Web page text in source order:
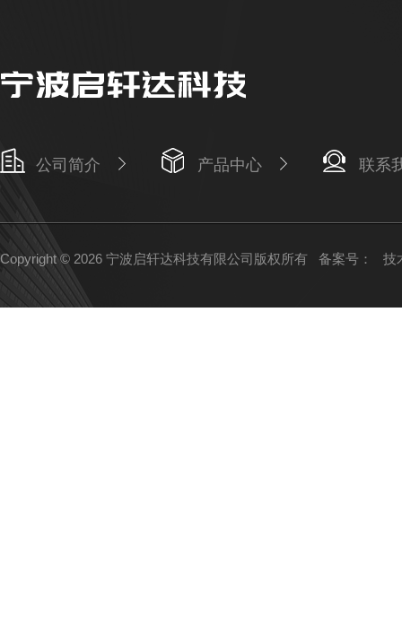
公司简介 产品中心 联系
Copyright © 2026 宁波启轩达科技有限公司版权所有 备案号： 技